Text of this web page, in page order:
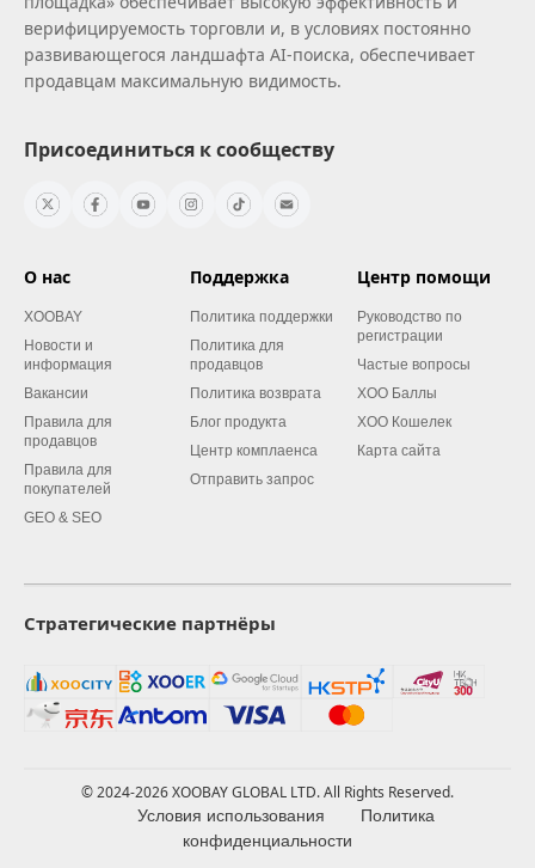
верифицируемость торговли и, в условиях постоянно
развивающегося ландшафта AI‑поиска, обеспечивает
продавцам максимальную видимость.
Присоединиться к сообществу
О нас
XOOBAY
Новости и
информация
Вакансии
Правила для
продавцов
Правила для
покупателей
GEO & SEO
Поддержка
Политика поддержки
Политика для
продавцов
Политика возврата
Блог продукта
Центр комплаенса
Отправить запрос
Центр помощи
Руководство по
регистрации
Частые вопросы
XOO Баллы
XOO Кошелек
Карта сайта
Стратегические партнёры
© 2024-2026 XOOBAY GLOBAL LTD. All Rights Reserved.
Условия использования
Политика
конфиденциальности